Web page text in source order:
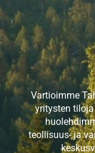
Vartioimme
yritysten
teollisuus- ja